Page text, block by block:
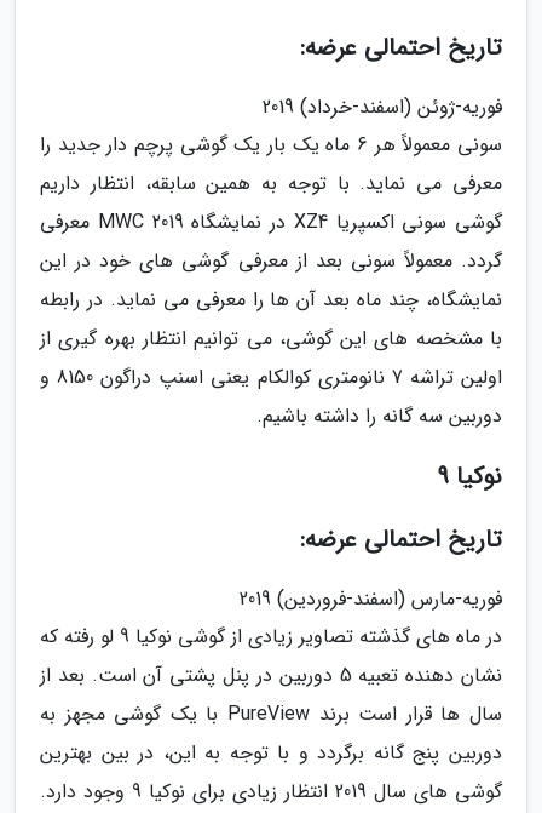
تاریخ احتمالی عرضه:
فوریه-ژوئن (اسفند-خرداد) 2019
سونی معمولاً هر 6 ماه یک بار یک گوشی پرچم دار جدید را
معرفی می نماید. با توجه به همین سابقه، انتظار داریم
گوشی سونی اکسپریا XZ4 در نمایشگاه MWC 2019 معرفی
گردد. معمولاً سونی بعد از معرفی گوشی های خود در این
نمایشگاه، چند ماه بعد آن ها را معرفی می نماید. در رابطه
با مشخصه های این گوشی، می توانیم انتظار بهره گیری از
اولین تراشه 7 نانومتری کوالکام یعنی اسنپ دراگون 8150 و
دوربین سه گانه را داشته باشیم.
نوکیا 9
تاریخ احتمالی عرضه:
فوریه-مارس (اسفند-فروردین) 2019
در ماه های گذشته تصاویر زیادی از گوشی نوکیا 9 لو رفته که
نشان دهنده تعبیه 5 دوربین در پنل پشتی آن است. بعد از
سال ها قرار است برند PureView با یک گوشی مجهز به
دوربین پنج گانه برگردد و با توجه به این، در بین بهترین
گوشی های سال 2019 انتظار زیادی برای نوکیا 9 وجود دارد.